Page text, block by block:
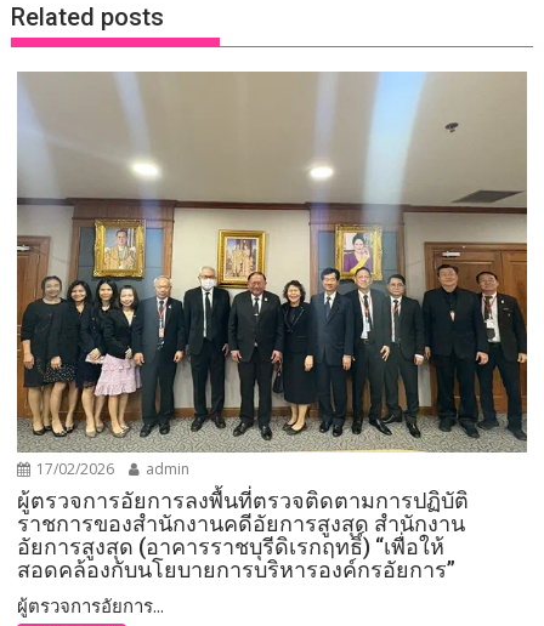
Related posts
17/02/2026 admin
ผู้ตรวจการอัยการลงพื้นที่ตรวจติดตามการปฏิบัติ
ราชการของสำนักงานคดีอัยการสูงสุด สำนักงาน
อัยการสูงสุด (อาคารราชบุรีดิเรกฤทธิ์) “เพื่อให้
สอดคล้องกับนโยบายการบริหารองค์กรอัยการ”
ผู้ตรวจการอัยการ...